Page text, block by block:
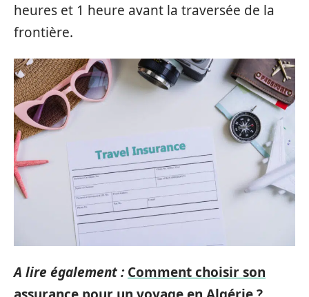
heures et 1 heure avant la traversée de la
frontière.
A lire également : Comment choisir son